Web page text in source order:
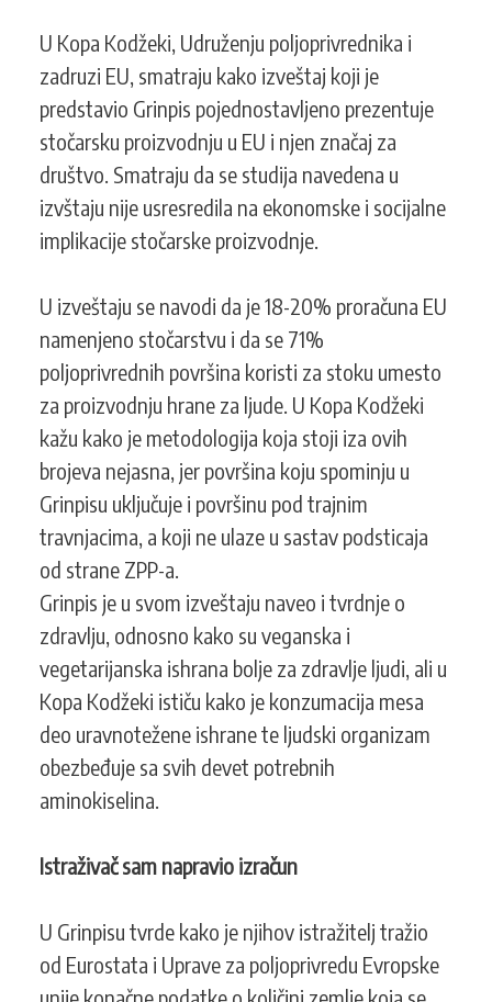
U Kopa Kodžeki, Udruženju poljoprivrednika i
zadruzi EU, smatraju kako izveštaj koji je
predstavio Grinpis pojednostavljeno prezentuje
stočarsku proizvodnju u EU i njen značaj za
društvo. Smatraju da se studija navedena u
izvštaju nije usresredila na ekonomske i socijalne
implikacije stočarske proizvodnje.
U izveštaju se navodi da je 18-20% proračuna EU
namenjeno stočarstvu i da se 71%
poljoprivrednih površina koristi za stoku umesto
za proizvodnju hrane za ljude. U Kopa Kodžeki
kažu kako je metodologija koja stoji iza ovih
brojeva nejasna, jer površina koju spominju u
Grinpisu uključuje i površinu pod trajnim
travnjacima, a koji ne ulaze u sastav podsticaja
od strane ZPP-a.
Grinpis je u svom izveštaju naveo i tvrdnje o
zdravlju, odnosno kako su veganska i
vegetarijanska ishrana bolje za zdravlje ljudi, ali u
Kopa Kodžeki ističu kako je konzumacija mesa
deo uravnotežene ishrane te ljudski organizam
obezbeđuje sa svih devet potrebnih
aminokiselina.
Istraživač sam napravio izračun
U Grinpisu tvrde kako je njihov istražitelj tražio
od Eurostata i Uprave za poljoprivredu Evropske